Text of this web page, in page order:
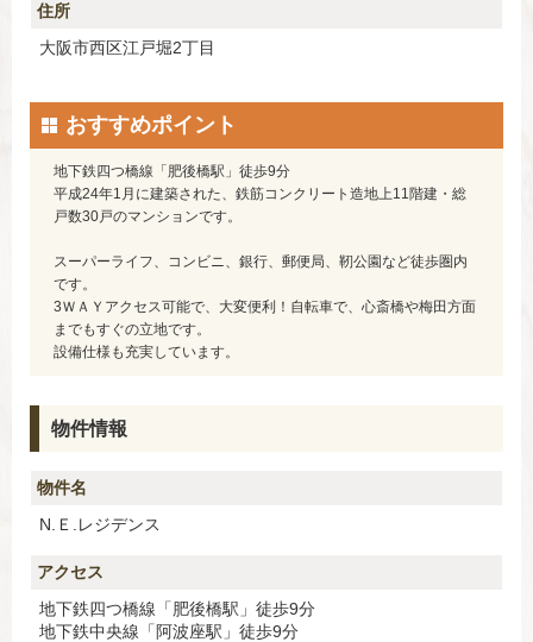
住所
大阪市西区江戸堀2丁目
おすすめポイント
地下鉄四つ橋線「肥後橋駅」徒歩9分
平成24年1月に建築された、鉄筋コンクリート造地上11階建・総
戸数30戸のマンションです。
スーパーライフ、コンビニ、銀行、郵便局、靭公園など徒歩圏内
です。
3ＷＡＹアクセス可能で、大変便利！自転車で、心斎橋や梅田方面
までもすぐの立地です。
設備仕様も充実しています。
物件情報
物件名
N.Ｅ.レジデンス
アクセス
地下鉄四つ橋線「肥後橋駅」徒歩9分
地下鉄中央線「阿波座駅」徒歩9分